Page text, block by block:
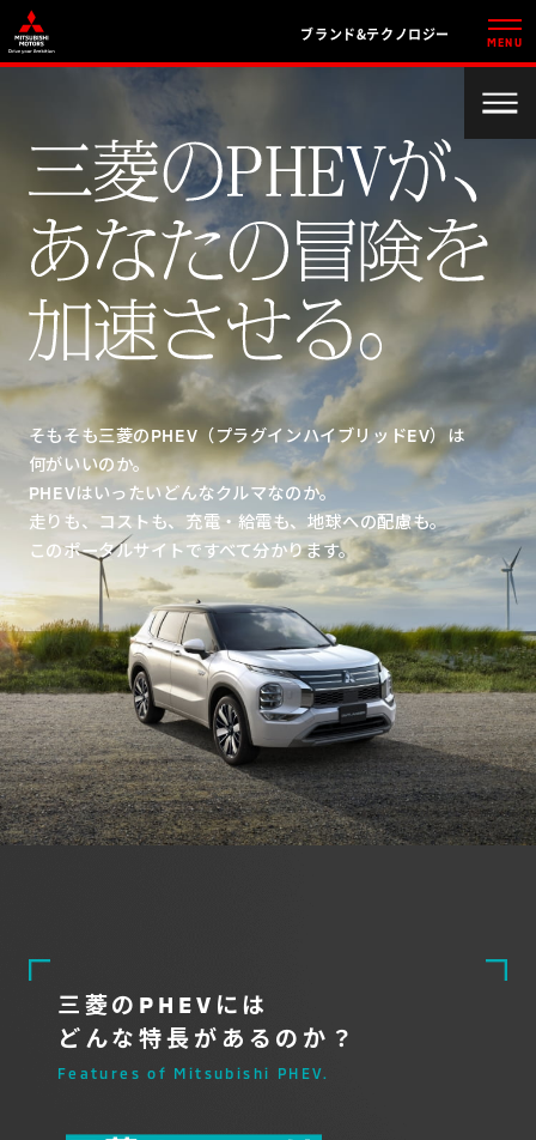
ブランド&テクノロジー
MENU
そもそも三菱のPHEV（プラグインハイブリッドEV）は
何がいいのか。
PHEVはいったいどんなクルマなのか。
走りも、コストも、充電・給電も、地球への配慮も。
このポータルサイトですべて分かります。
TOPICS
三菱のPHEVには
どんな特長があるのか?
今、あなたに
おすすめのPHEV情報
PHEVは走りも最先端
PHEVは経済性も抜群
PHEVは未来の地球の
ことも考えている
バッテリーの電気は
貯めたり、使ったり
#私のPHEVライフ
クルマで、防災準備を
する時代。
まずはPHEVを体験
PHEVをもっと見る
三菱のPHEV
ラインアップ
三菱のPHEVには
どんな特長があるのか？
Features of Mitsubishi PHEV.